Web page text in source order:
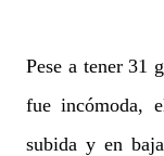
Pese a tener 31
fue incómoda,
subida y en